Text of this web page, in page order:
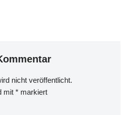
nicht veröffentlicht.
mit * markiert